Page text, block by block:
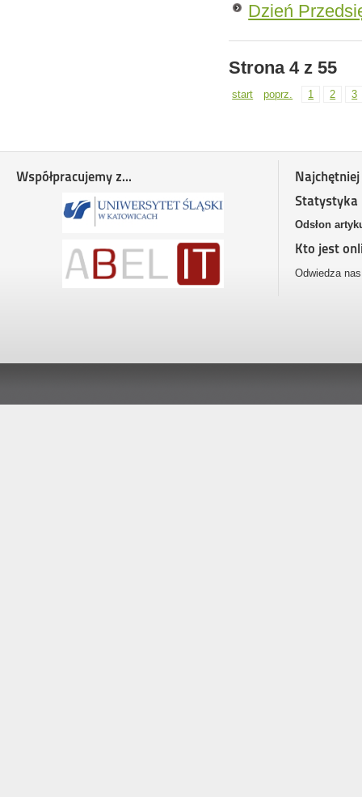
Dzień
Strona 4 z 55
start poprz. 1 2 3
Współpracujemy z...
Statystyka
Odsłon
Kto jest
Odwiedza